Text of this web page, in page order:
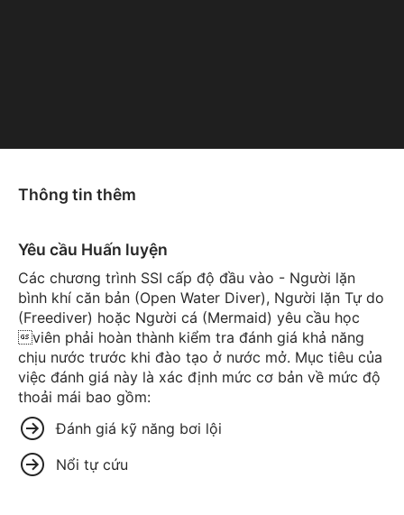
Thông tin thêm
Yêu cầu Huấn luyện
Các chương trình SSI cấp độ đầu vào - Người lặn
bình khí căn bản (Open Water Diver), Người lặn Tự do
(Freediver) hoặc Người cá (Mermaid) yêu cầu học
viên phải hoàn thành kiểm tra đánh giá khả năng
chịu nước trước khi đào tạo ở nước mở. Mục tiêu của
việc đánh giá này là xác định mức cơ bản về mức độ
thoải mái bao gồm:
Đánh giá kỹ năng bơi lội
Nổi tự cứu